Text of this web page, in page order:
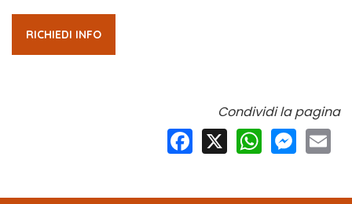
RICHIEDI INFO
Condividi la pagina
Facebook
WhatsApp